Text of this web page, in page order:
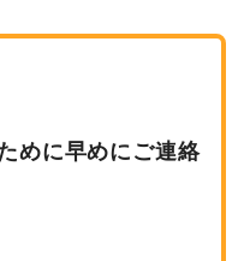
めに早めにご連絡